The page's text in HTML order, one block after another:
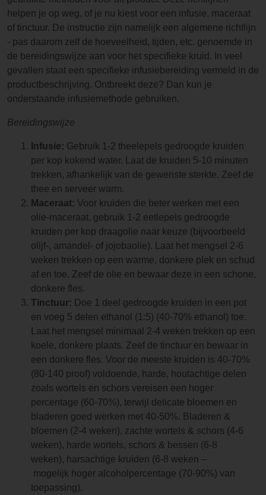
helpen je op weg, of je nu kiest voor een infusie, maceraat
of tinctuur. De instructie zijn namelijk een algemene richtlijn
- pas daarom zelf de hoeveelheid, tijden, etc. genoemde in
de bereidingswijze aan voor het specifieke kruid. In veel
gevallen staat een specifieke infusiebereiding vermeld in de
productbeschrijving. Ontbreekt deze? Dan kun je
onderstaande infusiemethode gebruiken.
Bereidingswijze
Infusie: Gebruik 1-2 theelepels gedroogde kruiden
per kop kokend water. Laat de kruiden 5-10 minuten
trekken, afhankelijk van de gewenste sterkte. Zeef de
thee en serveer warm.
Maceraat: Voor kruiden die beter werken met een
olie-maceraat, gebruik 1-2 eetlepels gedroogde
kruiden per kop draagolie naar keuze (bijvoorbeeld
olijf-, amandel- of jojobaolie). Laat het mengsel 2-6
weken trekken op een warme, donkere plek en schud
af en toe. Zeef de olie en bewaar deze in een schone,
donkere fles.
Tinctuur: Doe 1 deel gedroogde kruiden in een pot
en voeg 5 delen ethanol (1:5) (40-70% ethanol) toe.
Laat het mengsel minimaal 2-4 weken trekken op een
koele, donkere plaats. Zeef de tinctuur en bewaar in
een donkere fles. Voor de meeste kruiden is 40-70%
(80-140 proof) voldoende, harde, houtachtige delen
zoals wortels en schors vereisen een hoger
percentage (60-70%), terwijl delicate bloemen en
bladeren goed werken met 40-50%. Bladeren &
bloemen (2-4 weken), zachte wortels & schors (4-6
weken), harde wortels, schors & bessen (6-8
weken), harsachtige kruiden (6-8 weken –
mogelijk hoger alcoholpercentage (70-90%) van
toepassing).